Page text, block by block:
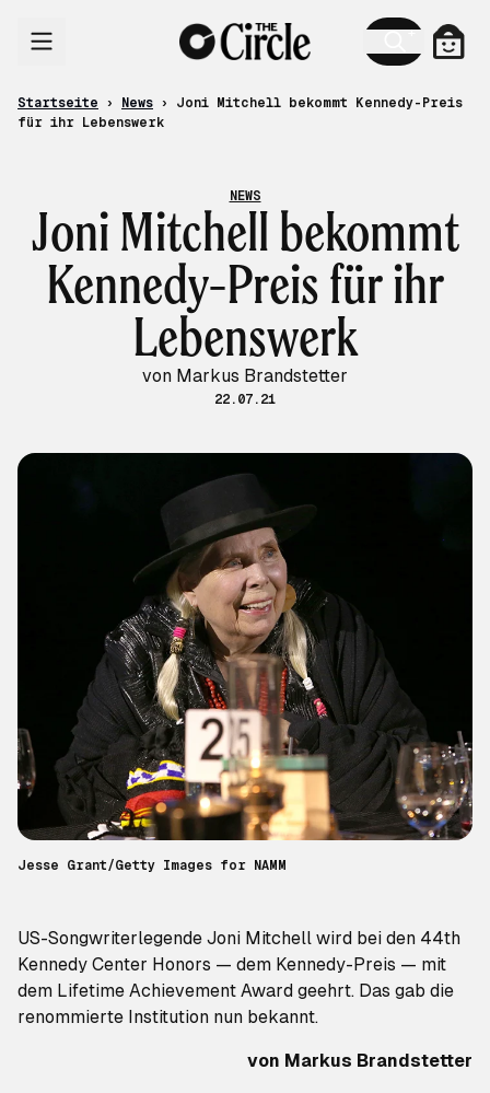
Startseite › News ›
Joni Mitchell bekommt Kennedy-Preis
für ihr Lebenswerk
NEWS
Joni Mitchell bekommt
Kennedy-Preis für ihr
Lebenswerk
von Markus Brandstetter
22.07.21
Jesse Grant/Getty Images for NAMM
US-Songwriterlegende Joni Mitchell wird bei den 44th
Kennedy Center Honors — dem Kennedy-Preis — mit
dem Lifetime Achievement Award geehrt. Das gab die
renommierte Institution nun bekannt.
von Markus Brandstetter